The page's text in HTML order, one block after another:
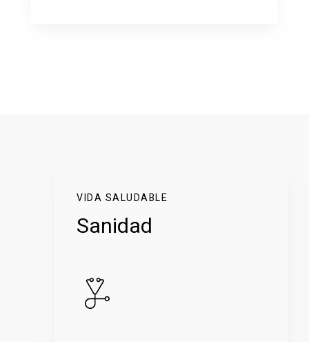
VIDA SALUDABLE
Sanidad